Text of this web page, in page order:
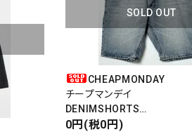
SOLD OUT
CHEAPMONDAY
チープマンデイ
DENIMSHORTS
デニムショートパンツ
0円(税0円)